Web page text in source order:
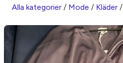
Alla kategorier / Mode / Kläder /